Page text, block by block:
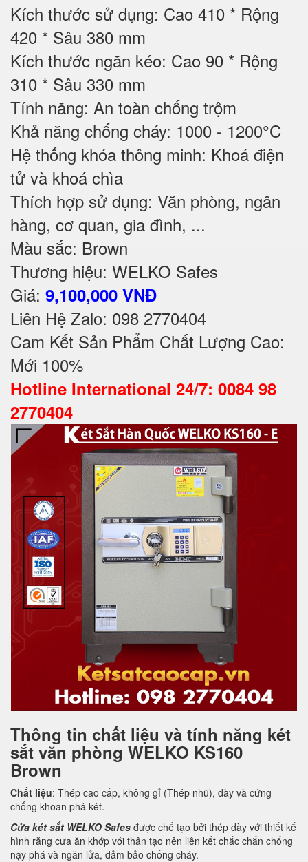
Kích thước sử dụng: Cao 410 * Rộng
420 * Sâu 380 mm
Kích thước ngăn kéo: Cao 90 * Rộng
310 * Sâu 330 mm
Tính năng: An toàn chống trộm
Khả năng chống cháy: 1000 - 1200°C
Hệ thống khóa thông minh: Khoá điện
tử và khoá chìa
Thích hợp sử dụng: Văn phòng, ngân
hàng, cơ quan, gia đình, ...
Màu sắc: Brown
Thương hiệu: WELKO Safes
Giá: 9,100,000 VNĐ
Liên Hệ Zalo: 098 2770404
Cam Kết Sản Phẩm Chất Lượng Cao:
Mới 100%
Hotline International 24/7: 0084 98
2770404
Thông tin chất liệu và tính năng két
sắt văn phòng WELKO KS160
Brown
Chất liệu: Thép cao cấp, không gỉ (Thép nhũ), dày và cứng
chống khoan phá két.
Cửa két sắt WELKO Safes được chế tạo bởi thép dày với thiết kế
hình răng cưa ăn khớp với thân tạo nên liên kết chắc chắn chống
nạy phá và ngăn lửa, đảm bảo chống cháy.